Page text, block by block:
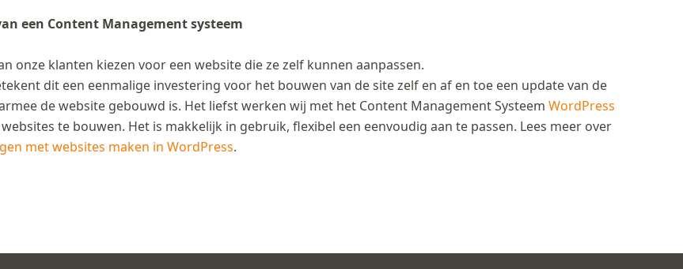
een Content Management systeem
onze klanten kiezen voor een website die ze zelf kunnen aanpassen.
dit een eenmalige investering voor het bouwen van de site zelf en af en toe een update van de
de website gebouwd is. Het liefst werken wij met het Content Management Systeem WordPress
te bouwen. Het is makkelijk in gebruik, flexibel een eenvoudig aan te passen. Lees meer over
met websites maken in WordPress.